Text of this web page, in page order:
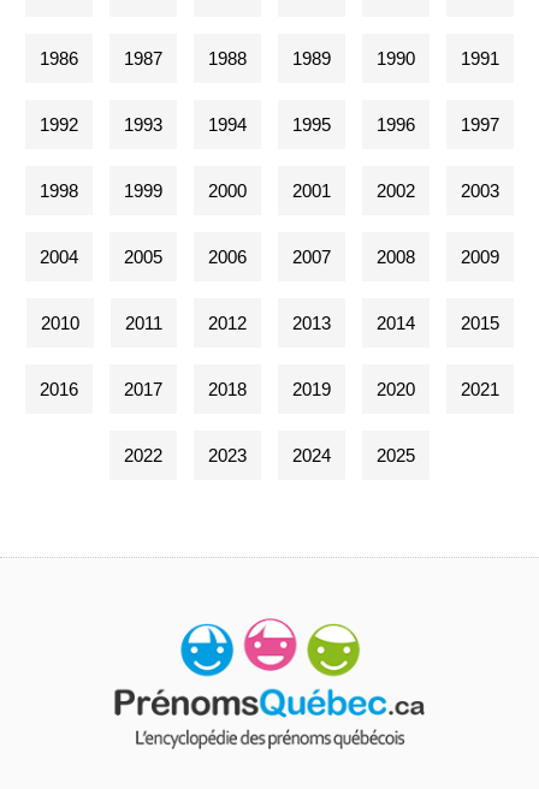
1986 1987 1988 1989 1990 1991
1992 1993 1994 1995 1996 1997
1998 1999 2000 2001 2002 2003
2004 2005 2006 2007 2008 2009
2010 2011 2012 2013 2014 2015
2016 2017 2018 2019 2020 2021
2022 2023 2024 2025